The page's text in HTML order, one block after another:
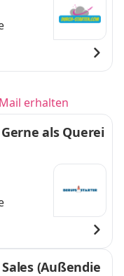
erhalten
als Querei
(Außendie